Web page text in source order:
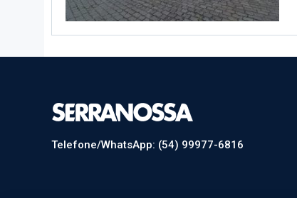
Telefone/WhatsApp: (54) 99977-6816